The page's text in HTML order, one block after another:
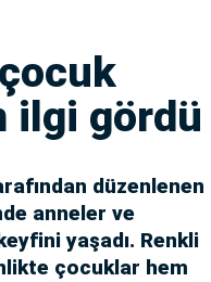
ilgi gördü
düzenlenen
anneler ve
yaşadı. Renkli
çocuklar hem